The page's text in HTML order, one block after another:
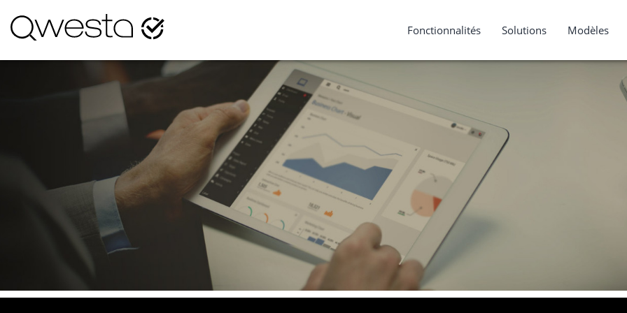
Fonctionnalités Solutions Modèles